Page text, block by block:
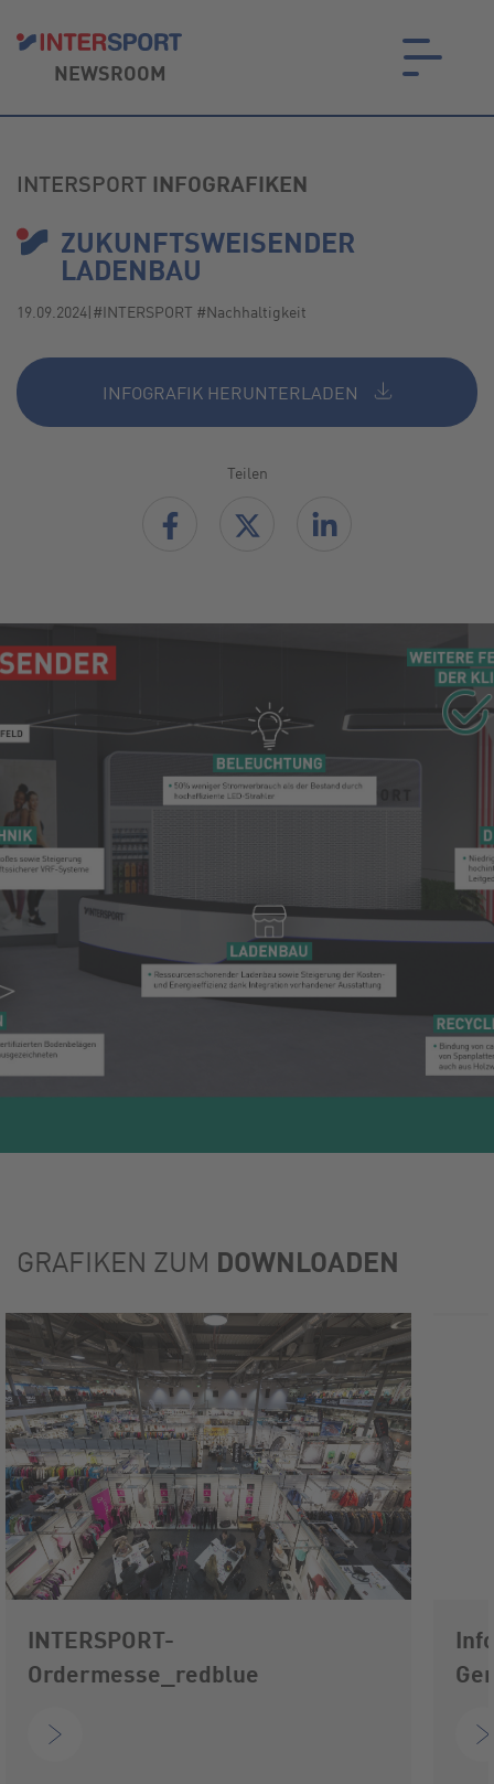
NEWSROOM
INTERSPORT INFOGRAFIKEN
ZUKUNFTSWEISENDER
LADENBAU
19.09.2024|#INTERSPORT #Nachhaltigkeit
INFOGRAFIK HERUNTERLADEN
Teilen
GRAFIKEN ZUM DOWNLOADEN
INTERSPORT-
Ordermesse_redblue